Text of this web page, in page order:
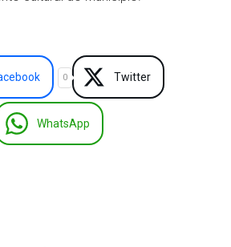
0 Twitter
WhatsApp